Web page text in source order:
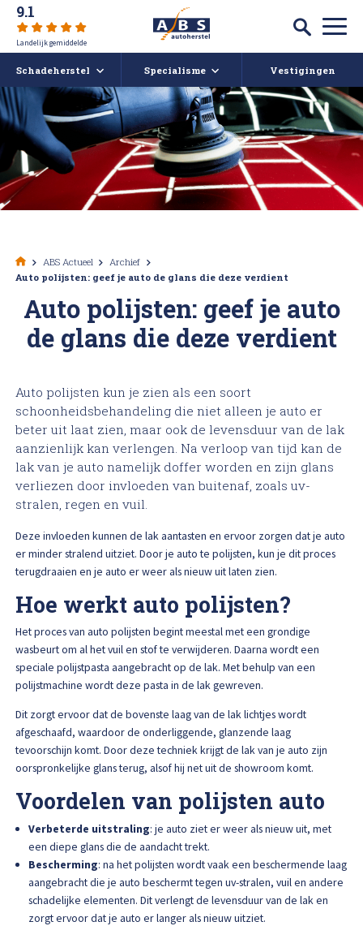
9.1
Landelijk gemiddelde
Schadeherstel Specialisme Vestigingen
Autoschade
Caravan- en camperreparatie
Ruitschade
Auto spuiten bij schade
Auto uitdeuken zonder spuiten
Autoruit reparatie
Koplampen polijsten en afstellen
Krassen verwijderen
Lakschade herstellen
Spotrepair
Steenslag herstellen
Velgen herstellen
Hagelschade herstellen
Total loss
Alle soorten Specialisme
Afspraak maken
Over ABS
ABS Actueel
Contact
Bel ons op: 0900 - 6611111
ABS Actueel
Archief
Auto polijsten: geef je auto de glans die deze verdient
Auto polijsten: geef je auto
de glans die deze verdient
Auto polijsten kun je zien als een soort
schoonheidsbehandeling die niet alleen je auto er
beter uit laat zien, maar ook de levensduur van de lak
aanzienlijk kan verlengen. Na verloop van tijd kan de
lak van je auto namelijk doffer worden en zijn glans
verliezen door invloeden van buitenaf, zoals uv-
stralen, regen en vuil.
Deze invloeden kunnen de lak aantasten en ervoor zorgen dat je auto
er minder stralend uitziet. Door je auto te polijsten, kun je dit proces
terugdraaien en je auto er weer als nieuw uit laten zien.
Hoe werkt auto polijsten?
Het proces van auto polijsten begint meestal met een grondige
wasbeurt om al het vuil en stof te verwijderen. Daarna wordt een
speciale polijstpasta aangebracht op de lak. Met behulp van een
polijstmachine wordt deze pasta in de lak gewreven.
Dit zorgt ervoor dat de bovenste laag van de lak lichtjes wordt
afgeschaafd, waardoor de onderliggende, glanzende laag
tevoorschijn komt. Door deze techniek krijgt de lak van je auto zijn
oorspronkelijke glans terug, alsof hij net uit de showroom komt.
Voordelen van polijsten auto
Verbeterde uitstraling: je auto ziet er weer als nieuw uit, met
een diepe glans die de aandacht trekt.
Bescherming: na het polijsten wordt vaak een beschermende laag
aangebracht die je auto beschermt tegen uv-stralen, vuil en andere
schadelijke elementen. Dit verlengt de levensduur van de lak en
zorgt ervoor dat je auto er langer als nieuw uitziet.